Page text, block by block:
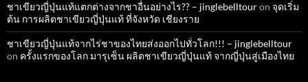
ชาเขียวญี่ปุ่นแท้แตกต่างจากชาอื่นอย่างไร?? – jinglebelltouron จุดเริ่ม
ต้น การผลิตชาเขียวญี่ปุ่นแท้ ที่จังหวัด เชียงราย
ชาเขียวญี่ปุ่นแท้จากไร่ชาของไทยส่งออกไปทั่วโลก!!! – jinglebelltour
on ครั้งแรกของโลก มารุเซ็น ผลิตชาเขียวญี่ปุ่นแท้ จากญี่ปุ่นสู่เมืองไทย